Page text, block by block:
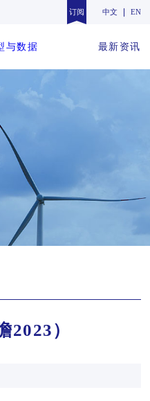
订阅 中文 EN
与数据 最新资讯
）